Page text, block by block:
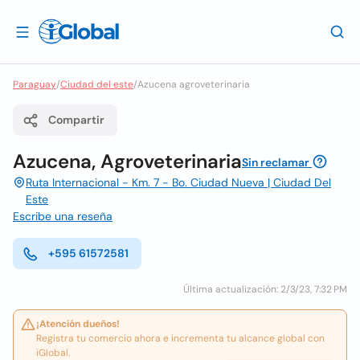
Paraguay/Ciudad del este/Azucena agroveterinaria
Compartir
Azucena, AgroveterinariaSin reclamar
Ruta Internacional - Km. 7 - Bo. Ciudad Nueva | Ciudad Del
Este
Escribe una reseña
+595 61572581
Última actualización: 2/3/23, 7:32 PM
¡Atención dueños!
Registra tu comercio ahora e incrementa tu alcance global con
iGlobal.